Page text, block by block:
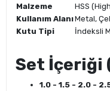
Malzeme
HSS
Kullanım AlanıMetal,
Kutu Tipi
İndeksli
Set İçeriği
1.0 - 1.5 - 2.0 -